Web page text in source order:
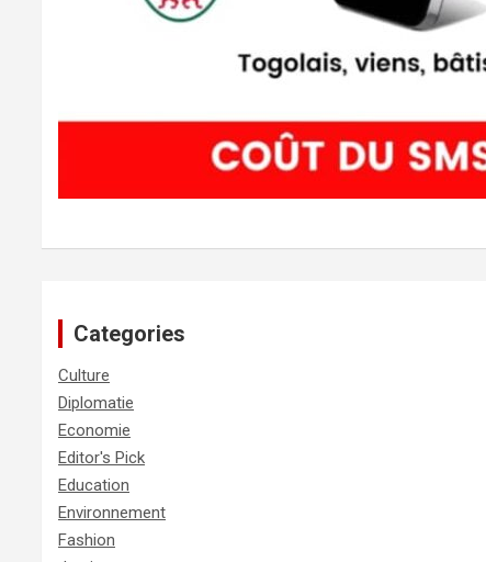
Categories
Culture
Diplomatie
Economie
Editor's Pick
Education
Environnement
Fashion